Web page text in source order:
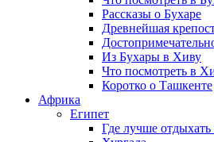
Рассказы о Бухаре
Древнейшая
Из Бухары в Хиву
Что посмотреть в
Коротко о Ташкенте
Африка
Египет
Где лучше